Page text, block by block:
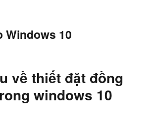
Windows 10
về thiết đặt đồng
windows 10